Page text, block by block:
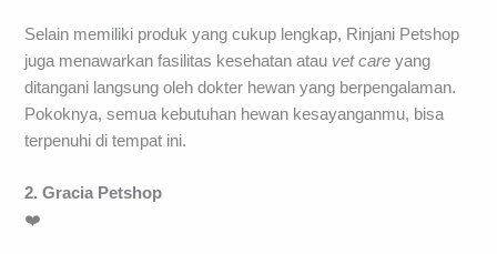
Selain memiliki produk yang cukup lengkap, Rinjani Petshop
juga menawarkan fasilitas kesehatan atau vet care yang
ditangani langsung oleh dokter hewan yang berpengalaman.
Pokoknya, semua kebutuhan hewan kesayanganmu, bisa
terpenuhi di tempat ini.
2. Gracia Petshop
❤️